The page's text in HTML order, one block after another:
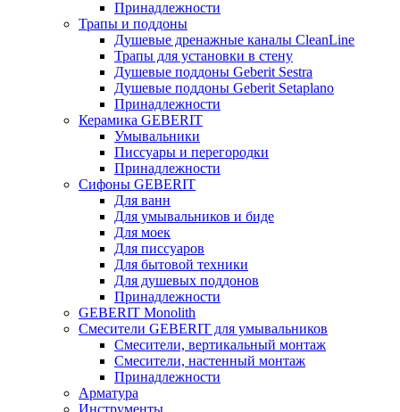
Принадлежности
Трапы и поддоны
Душевые дренажные каналы CleanLine
Трапы для установки в стену
Душевые поддоны Geberit Sestra
Душевые поддоны Geberit Setaplano
Принадлежности
Керамика GEBERIT
Умывальники
Писсуары и перегородки
Принадлежности
Сифоны GEBERIT
Для ванн
Для умывальников и биде
Для моек
Для писсуаров
Для бытовой техники
Для душевых поддонов
Принадлежности
GEBERIT Monolith
Смесители GEBERIT для умывальников
Смесители, вертикальный монтаж
Смесители, настенный монтаж
Принадлежности
Арматура
Инструменты